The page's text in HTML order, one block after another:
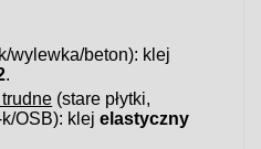
wylewka/beton): klej
.
trudne (stare płytki,
k/OSB): klejelastyczny